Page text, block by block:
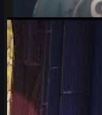
Johnson
カウンターストライク 2
6
IEMケルン2026：
【CS2】
IEM Cologne Major 2026プ
Team Vitalityを徹底分析。
ル、勝敗予想、CS2シー